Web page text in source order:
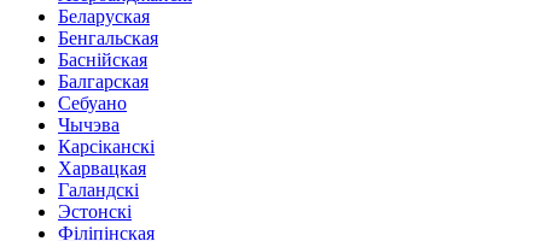
Беларуская
Бенгальская
Баснійская
Балгарская
Себуано
Чычэва
Карсіканскі
Харвацкая
Галандскі
Эстонскі
Філіпінская